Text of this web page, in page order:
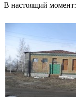
В настоящий момент: